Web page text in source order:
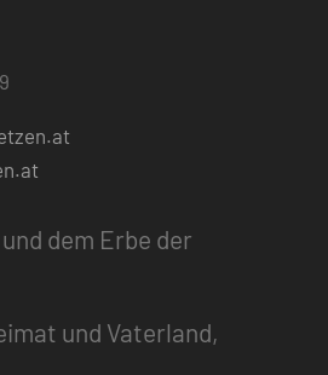
dem Erbe der
und Vaterland,